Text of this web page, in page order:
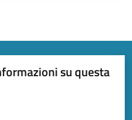
su questa